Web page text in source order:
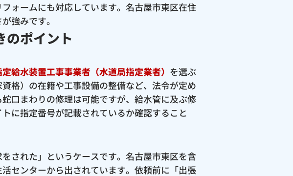
ォームにも対応しています。名古屋市東区在住
強みです。
のポイント
給水装置工事事業者（水道局指定業者） を選ぶ
格）の在籍や工事設備の整備など、法令が定め
口まわりの修理は可能ですが、給水管に及ぶ修
に指定番号が記載されているか確認すること
された」というケースです。名古屋市東区を含
センターから出されています。依頼前に「出張